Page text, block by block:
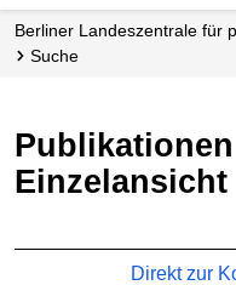
Berliner Landeszentrale für
Suche
Publikationen finden –
Einzelansicht
Direkt zur